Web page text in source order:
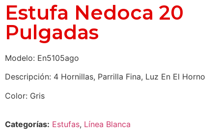
Estufa Nedoca 20
Pulgadas
Modelo: En5105ago
Descripción: 4 Hornillas, Parrilla Fina, Luz En El Horno
Color: Gris
Categorías: Estufas, Línea Blanca